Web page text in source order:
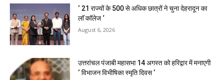
‘ 21 राज्यों के 500 से अधिक छात्रों ने चुना देहरादून का
लाॅ काॅलेज ‘
August 6, 2026
उत्तरांचल पंजाबी महासभा 14 अगस्त को हरिद्वार में मनाएगी
‘ विभाजन विभीषिका स्मृति दिवस ‘